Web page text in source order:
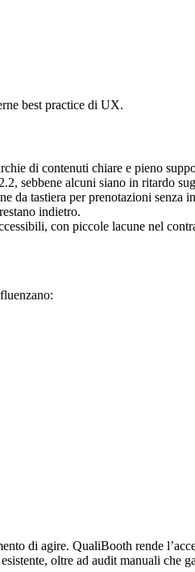
best practice di UX.
di contenuti chiare e pieno
sebbene alcuni siano in ritardo
da tastiera per prenotazioni senza
indietro.
con piccole lacune nel
di agire. QualiBooth rende
oltre ad audit manuali che